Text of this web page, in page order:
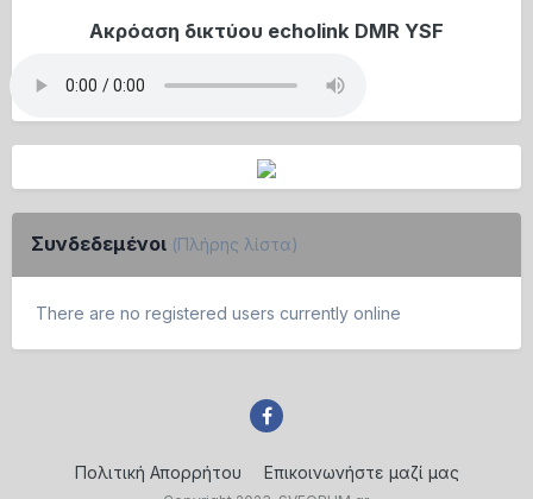
Ακρόαση δικτύου echolink DMR YSF
Συνδεδεμένοι (Πλήρης λίστα)
There are no registered users currently online
Πολιτική Απορρήτου Επικοινωνήστε μαζί μας